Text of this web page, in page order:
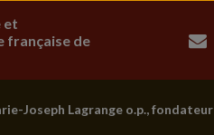
et
française de
Joseph Lagrange o.p., fondateur